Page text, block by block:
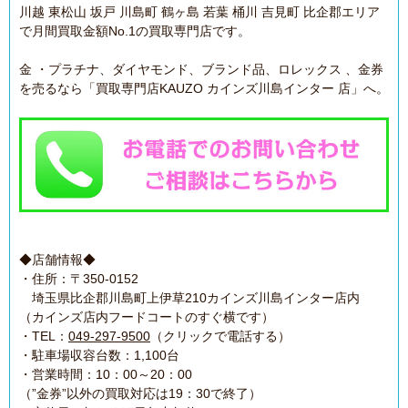
川越 東松山 坂戸 川島町 鶴ヶ島 若葉 桶川 吉見町 比企郡エリア
で月間買取金額No.1の買取専門店です。
金 ・プラチナ、ダイヤモンド、ブランド品、ロレックス 、金券
を売るなら「買取専門店KAUZO カインズ川島インター 店」へ。
◆店舗情報◆
・住所：〒350-0152
埼玉県比企郡川島町上伊草210カインズ川島インター店内
（カインズ店内フードコートのすぐ横です）
・TEL： 049-297-9500 （クリックで電話する）
・駐車場収容台数：1,100台
・営業時間：10：00～20：00
（”金券”以外の買取対応は19：30で終了）